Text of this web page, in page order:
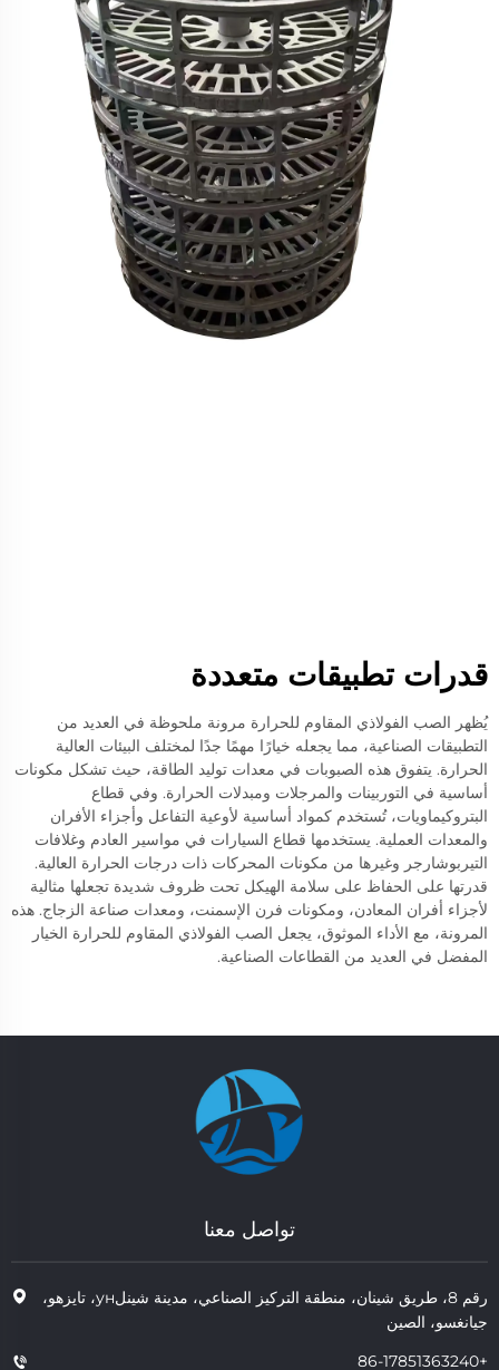
قدرات تطبيقات متعددة
يُظهر الصب الفولاذي المقاوم للحرارة مرونة ملحوظة في العديد من
التطبيقات الصناعية، مما يجعله خيارًا مهمًا جدًا لمختلف البيئات العالية
الحرارة. يتفوق هذه الصبوبات في معدات توليد الطاقة، حيث تشكل مكونات
أساسية في التوربينات والمرجلات ومبدلات الحرارة. وفي قطاع
البتروكيماويات، تُستخدم كمواد أساسية لأوعية التفاعل وأجزاء الأفران
والمعدات العملية. يستخدمها قطاع السيارات في مواسير العادم وغلافات
التيربوشارجر وغيرها من مكونات المحركات ذات درجات الحرارة العالية.
قدرتها على الحفاظ على سلامة الهيكل تحت ظروف شديدة تجعلها مثالية
لأجزاء أفران المعادن، ومكونات فرن الإسمنت، ومعدات صناعة الزجاج. هذه
المرونة، مع الأداء الموثوق، يجعل الصب الفولاذي المقاوم للحرارة الخيار
المفضل في العديد من القطاعات الصناعية.
تواصل معنا
رقم 8، طريق شينان، منطقة التركيز الصناعي، مدينة شينلун، تايزهو،
جيانغسو، الصين
+86-17851363240